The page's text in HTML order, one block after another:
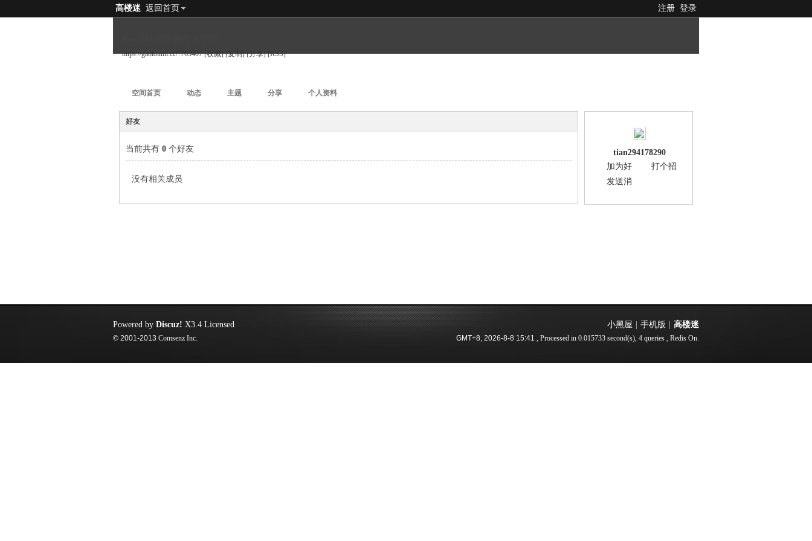
注册 登录
高楼迷 返回首页
https://gaoloumi.cc/?765407 [收藏] [复制] [分享] [RSS]
空间首页 动态 主题 分享 个人资料
好友
当前共有 0 个好友
没有相关成员
tian294178290
加为好
打个招
发送消
小黑屋 手机版 高楼迷
GMT+8, 2026-8-8 15:41 , Processed in 0.015733 second(s), 4 queries , Redis On.
Powered by Discuz! X3.4 Licensed
© 2001-2013 Comsenz Inc.